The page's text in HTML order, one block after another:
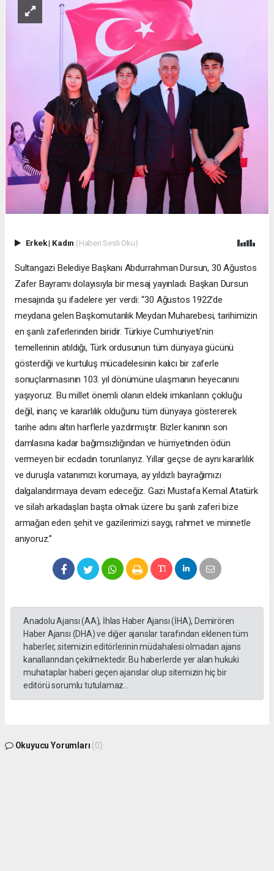
Erkek| Kadın (Haberi Sesli Oku)
Sultangazi Belediye Başkanı Abdurrahman Dursun, 30 Ağustos
Zafer Bayramı dolayısıyla bir mesaj yayınladı. Başkan Dursun
mesajında şu ifadelere yer verdi: “30 Ağustos 1922’de
meydana gelen Başkomutanlık Meydan Muharebesi, tarihimizin
en şanlı zaferlerinden biridir. Türkiye Cumhuriyeti’nin
temellerinin atıldığı, Türk ordusunun tüm dünyaya gücünü
gösterdiği ve kurtuluş mücadelesinin kalıcı bir zaferle
sonuçlanmasının 103. yıl dönümüne ulaşmanın heyecanını
yaşıyoruz. Bu millet önemli olanın eldeki imkanların çokluğu
değil, inanç ve kararlılık olduğunu tüm dünyaya göstererek
tarihe adını altın harflerle yazdırmıştır. Bizler kanının son
damlasına kadar bağımsızlığından ve hürriyetinden ödün
vermeyen bir ecdadın torunlarıyız. Yıllar geçse de aynı kararlılık
ve duruşla vatanımızı korumaya, ay yıldızlı bayrağımızı
dalgalandırmaya devam edeceğiz. Gazi Mustafa Kemal Atatürk
ve silah arkadaşları başta olmak üzere bu şanlı zaferi bize
armağan eden şehit ve gazilerimizi saygı, rahmet ve minnetle
anıyoruz.”
Anadolu Ajansı (AA), İhlas Haber Ajansı (İHA), Demirören
Haber Ajansı (DHA) ve diğer ajanslar tarafından eklenen tüm
haberler, sitemizin editörlerinin müdahalesi olmadan ajans
kanallarından çekilmektedir. Bu haberlerde yer alan hukuki
muhataplar haberi geçen ajanslar olup sitemizin hiç bir
editörü sorumlu tutulamaz...
Okuyucu Yorumları (0)